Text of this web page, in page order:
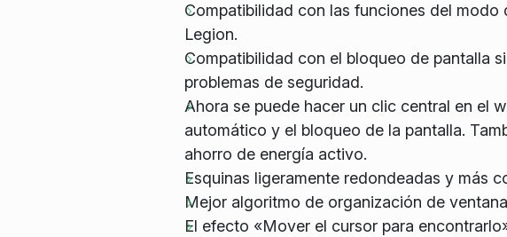
Compatibilidad con las funciones del
Legion.
Compatibilidad con el bloqueo de pantalla
problemas de seguridad.
Ahora se puede hacer un clic central en el
automático y el bloqueo de la pantalla.
ahorro de energía activo.
Esquinas ligeramente redondeadas y más
Mejor algoritmo de organización de
El efecto «Mover el cursor para